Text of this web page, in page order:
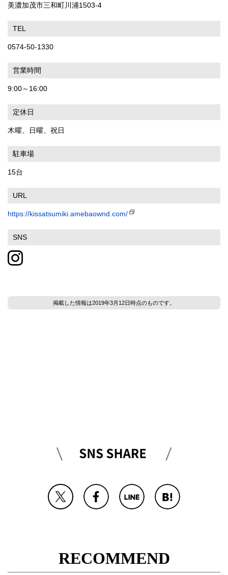
美濃加茂市三和町川浦1503-4
TEL
0574-50-1330
営業時間
9:00～16:00
定休日
木曜、日曜、祝日
駐車場
15台
URL
https://kissatsumiki.amebaownd.com/
SNS
掲載した情報は2019年3月12日時点のものです。
RECOMMEND